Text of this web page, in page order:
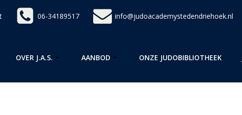
06-34189517 info@judoacademystedendriehoek.nl
OVER J.A.S. AANBOD ONZE JUDOBIBLIOTHEEK